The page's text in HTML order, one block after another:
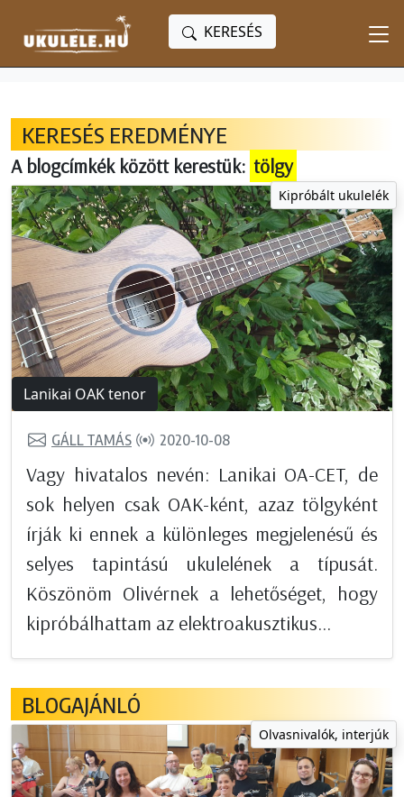
KERESÉS
KERESÉS EREDMÉNYE
A blogcímkék között kerestük: tölgy
Kipróbált ukulelék
Lanikai OAK tenor
GÁLL TAMÁS 2020-10-08
Vagy hivatalos nevén: Lanikai OA-CET, de
sok helyen csak OAK-ként, azaz tölgyként
írják ki ennek a különleges megjelenésű és
selyes tapintású ukulelének a típusát.
Köszönöm Olivérnek a lehetőséget, hogy
kipróbálhattam az elektroakusztikus...
BLOGAJÁNLÓ
Olvasnivalók, interjúk